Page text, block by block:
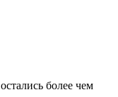
более чем